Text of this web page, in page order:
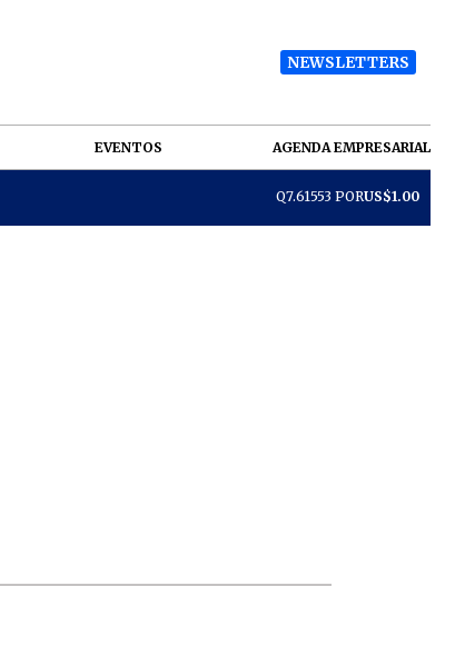
NEWSLETTERS
EVENTOS AGENDA EMPRESARIAL
Q7.61553 PORUS$1.00